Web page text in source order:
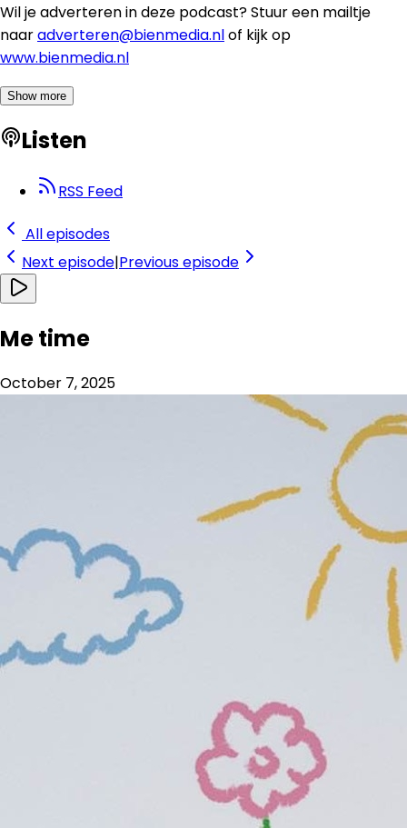
Wil je adverteren in deze podcast? Stuur een mailtje
naaradverteren@bienmedia.nlof kijk op
www.bienmedia.nl
Show more
Listen
RSS Feed
All episodes
Next episode|Previousepisode
Me time
October 7, 2025